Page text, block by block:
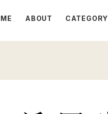
ABOUT CATEGORY